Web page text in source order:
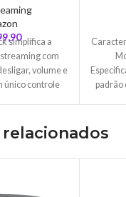
simplifica a
com
volume e
único controle
rápida de
padrão